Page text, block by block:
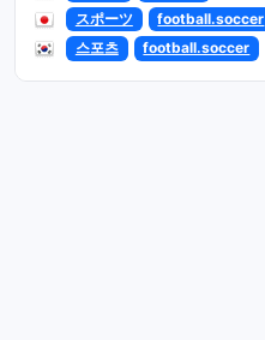
スポーツ
football.soccer
스포츠
football.soccer